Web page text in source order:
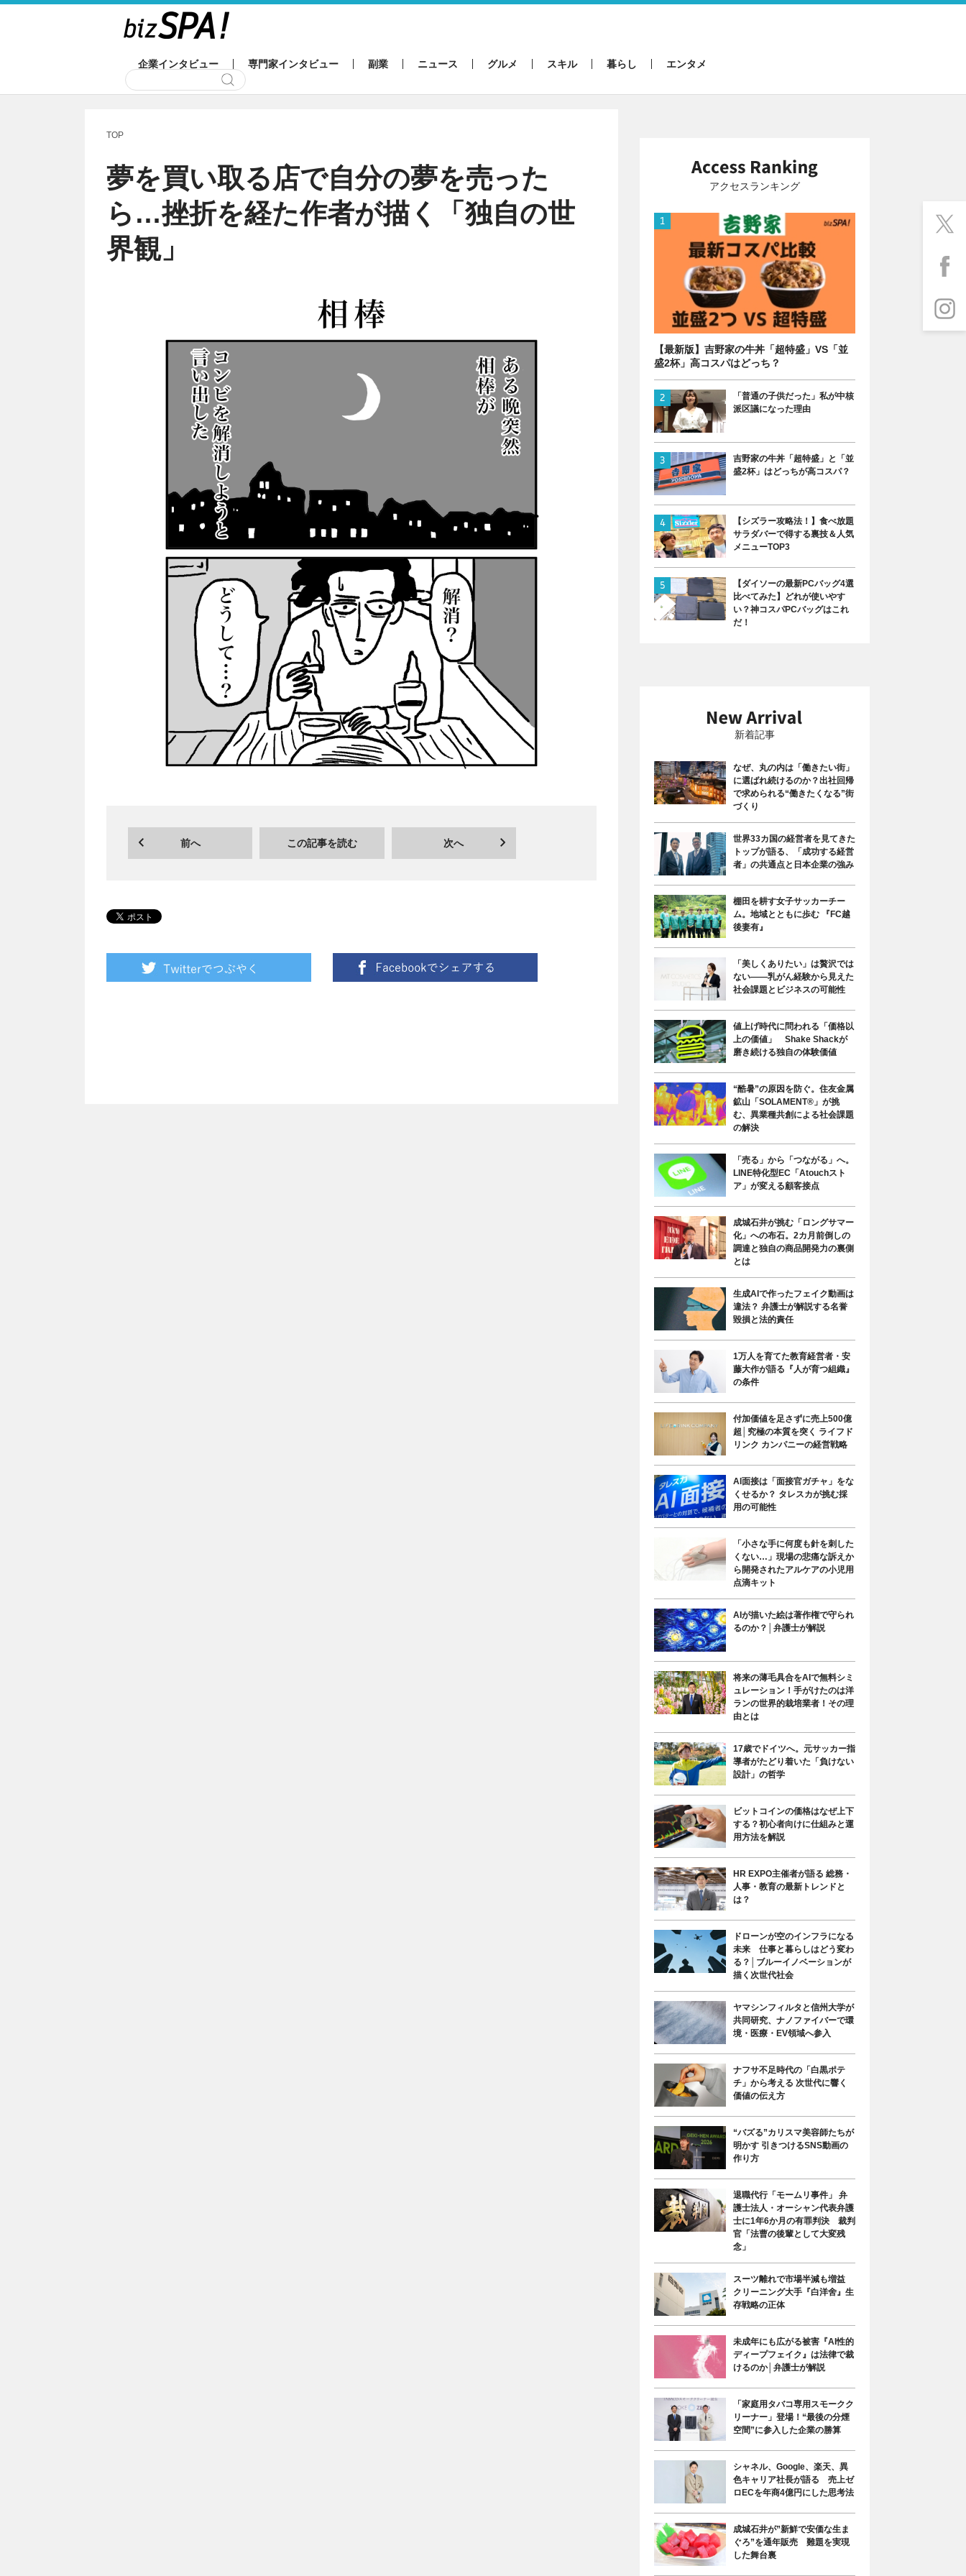
企業インタビュー 専門家インタビュー 副業 ニュース グルメ スキル 暮らし エンタメ
TOP
夢を買い取る店で自分の夢を売った
ら…挫折を経た作者が描く「独自の世
界観」
前へ この記事を読む 次へ
アクセスランキング
【最新版】吉野家の牛丼「超特盛」VS「並
盛2杯」高コスパはどっち？
「普通の子供だった」私が中核
派区議になった理由
吉野家の牛丼「超特盛」と「並
盛2杯」はどっちが高コスパ？
【シズラー攻略法！】食べ放題
サラダバーで得する裏技＆人気
メニューTOP3
【ダイソーの最新PCバッグ4選
比べてみた】どれが使いやす
い？神コスパPCバッグはこれ
だ！
新着記事
なぜ、丸の内は「働きたい街」
に選ばれ続けるのか？出社回帰
で求められる“働きたくなる”街
づくり
世界33カ国の経営者を見てきた
トップが語る、「成功する経営
者」の共通点と日本企業の強み
棚田を耕す女子サッカーチー
ム。地域とともに歩む 『FC越
後妻有』
「美しくありたい」は贅沢では
ない――乳がん経験から見えた
社会課題とビジネスの可能性
値上げ時代に問われる「価格以
上の価値」 Shake Shackが
磨き続ける独自の体験価値
“酷暑”の原因を防ぐ。住友金属
鉱山「SOLAMENT®」が挑
む、異業種共創による社会課題
の解決
「売る」から「つながる」へ。
LINE特化型EC「Atouchスト
ア」が変える顧客接点
成城石井が挑む「ロングサマー
化」への布石。2カ月前倒しの
調達と独自の商品開発力の裏側
とは
生成AIで作ったフェイク動画は
違法？ 弁護士が解説する名誉
毀損と法的責任
1万人を育てた教育経営者・安
藤大作が語る『人が育つ組織』
の条件
付加価値を足さずに売上500億
超│究極の本質を突く ライフド
リンク カンパニーの経営戦略
AI面接は「面接官ガチャ」をな
くせるか？ タレスカが挑む採
用の可能性
「小さな手に何度も針を刺した
くない…」現場の悲痛な訴えか
ら開発されたアルケアの小児用
点滴キット
AIが描いた絵は著作権で守られ
るのか？│弁護士が解説
将来の薄毛具合をAIで無料シミ
ュレーション！手がけたのは洋
ランの世界的栽培業者！その理
由とは
17歳でドイツへ。元サッカー指
導者がたどり着いた「負けない
設計」の哲学
ビットコインの価格はなぜ上下
する？初心者向けに仕組みと運
用方法を解説
HR EXPO主催者が語る 総務・
人事・教育の最新トレンドと
は？
ドローンが空のインフラになる
未来 仕事と暮らしはどう変わ
る？│ブルーイノベーションが
描く次世代社会
ヤマシンフィルタと信州大学が
共同研究、ナノファイバーで環
境・医療・EV領域へ参入
ナフサ不足時代の「白黒ポテ
チ」から考える 次世代に響く
価値の伝え方
“バズる”カリスマ美容師たちが
明かす 引きつけるSNS動画の
作り方
退職代行「モームリ事件」 弁
護士法人・オーシャン代表弁護
士に1年6か月の有罪判決 裁判
官「法曹の後輩として大変残
念」
スーツ離れで市場半減も増益
クリーニング大手『白洋舍』生
存戦略の正体
未成年にも広がる被害『AI性的
ディープフェイク』は法律で裁
けるのか│弁護士が解説
「家庭用タバコ専用スモークク
リーナー」登場！“最後の分煙
空間”に参入した企業の勝算
シャネル、Google、楽天、異
色キャリア社長が語る 売上ゼ
ロECを年商4億円にした思考法
成城石井が”新鮮で安価な生ま
ぐろ”を通年販売 難題を実現
した舞台裏